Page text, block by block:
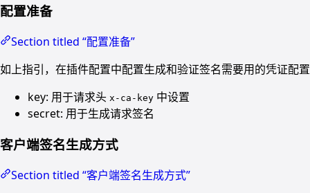
配置准备
Section titled “配置准备”
如上指引，在插件配置中配置生成和验证签名需要用的凭证配置
key: 用于请求头 x-ca-key 中设置
secret: 用于生成请求签名
客户端签名生成方式
Section titled “客户端签名生成方式”